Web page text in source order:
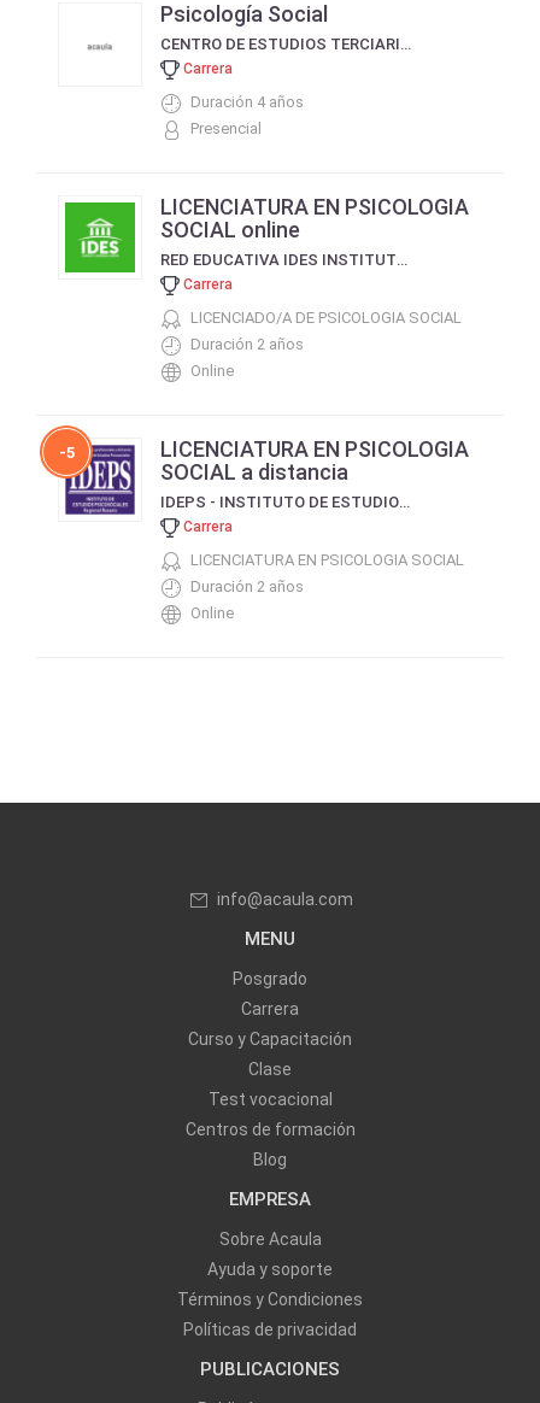
Psicología Social
CENTRO DE ESTUDIOS TERCIARIOS DEL COMAHUE CETEC
Carrera
Duración 4 años
Presencial
LICENCIATURA EN PSICOLOGIA
SOCIAL online
RED EDUCATIVA IDES INSTITUTO DE ESTUDIOS SOCIALES DE BUENOS AIRES
Carrera
LICENCIADO/A DE PSICOLOGIA SOCIAL
Duración 2 años
Online
-5
LICENCIATURA EN PSICOLOGIA
SOCIAL a distancia
IDEPS - INSTITUTO DE ESTUDIOS PSICOSOCIALES
Carrera
LICENCIATURA EN PSICOLOGIA SOCIAL
Duración 2 años
Online
info@acaula.com
MENU
Posgrado
Carrera
Curso y Capacitación
Clase
Test vocacional
Centros de formación
Blog
EMPRESA
Sobre Acaula
Ayuda y soporte
Términos y Condiciones
Políticas de privacidad
PUBLICACIONES